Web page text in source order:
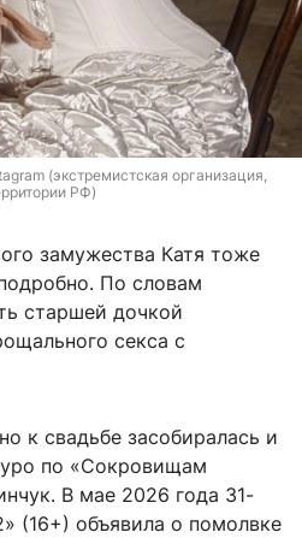
(экстремистская организация,
РФ)
замужества Катя тоже
По словам
старшей дочкой
секса с
к свадьбе засобиралась и
по «Сокровищам
В мае 2026 года 31-
(16+) объявила о помолвке